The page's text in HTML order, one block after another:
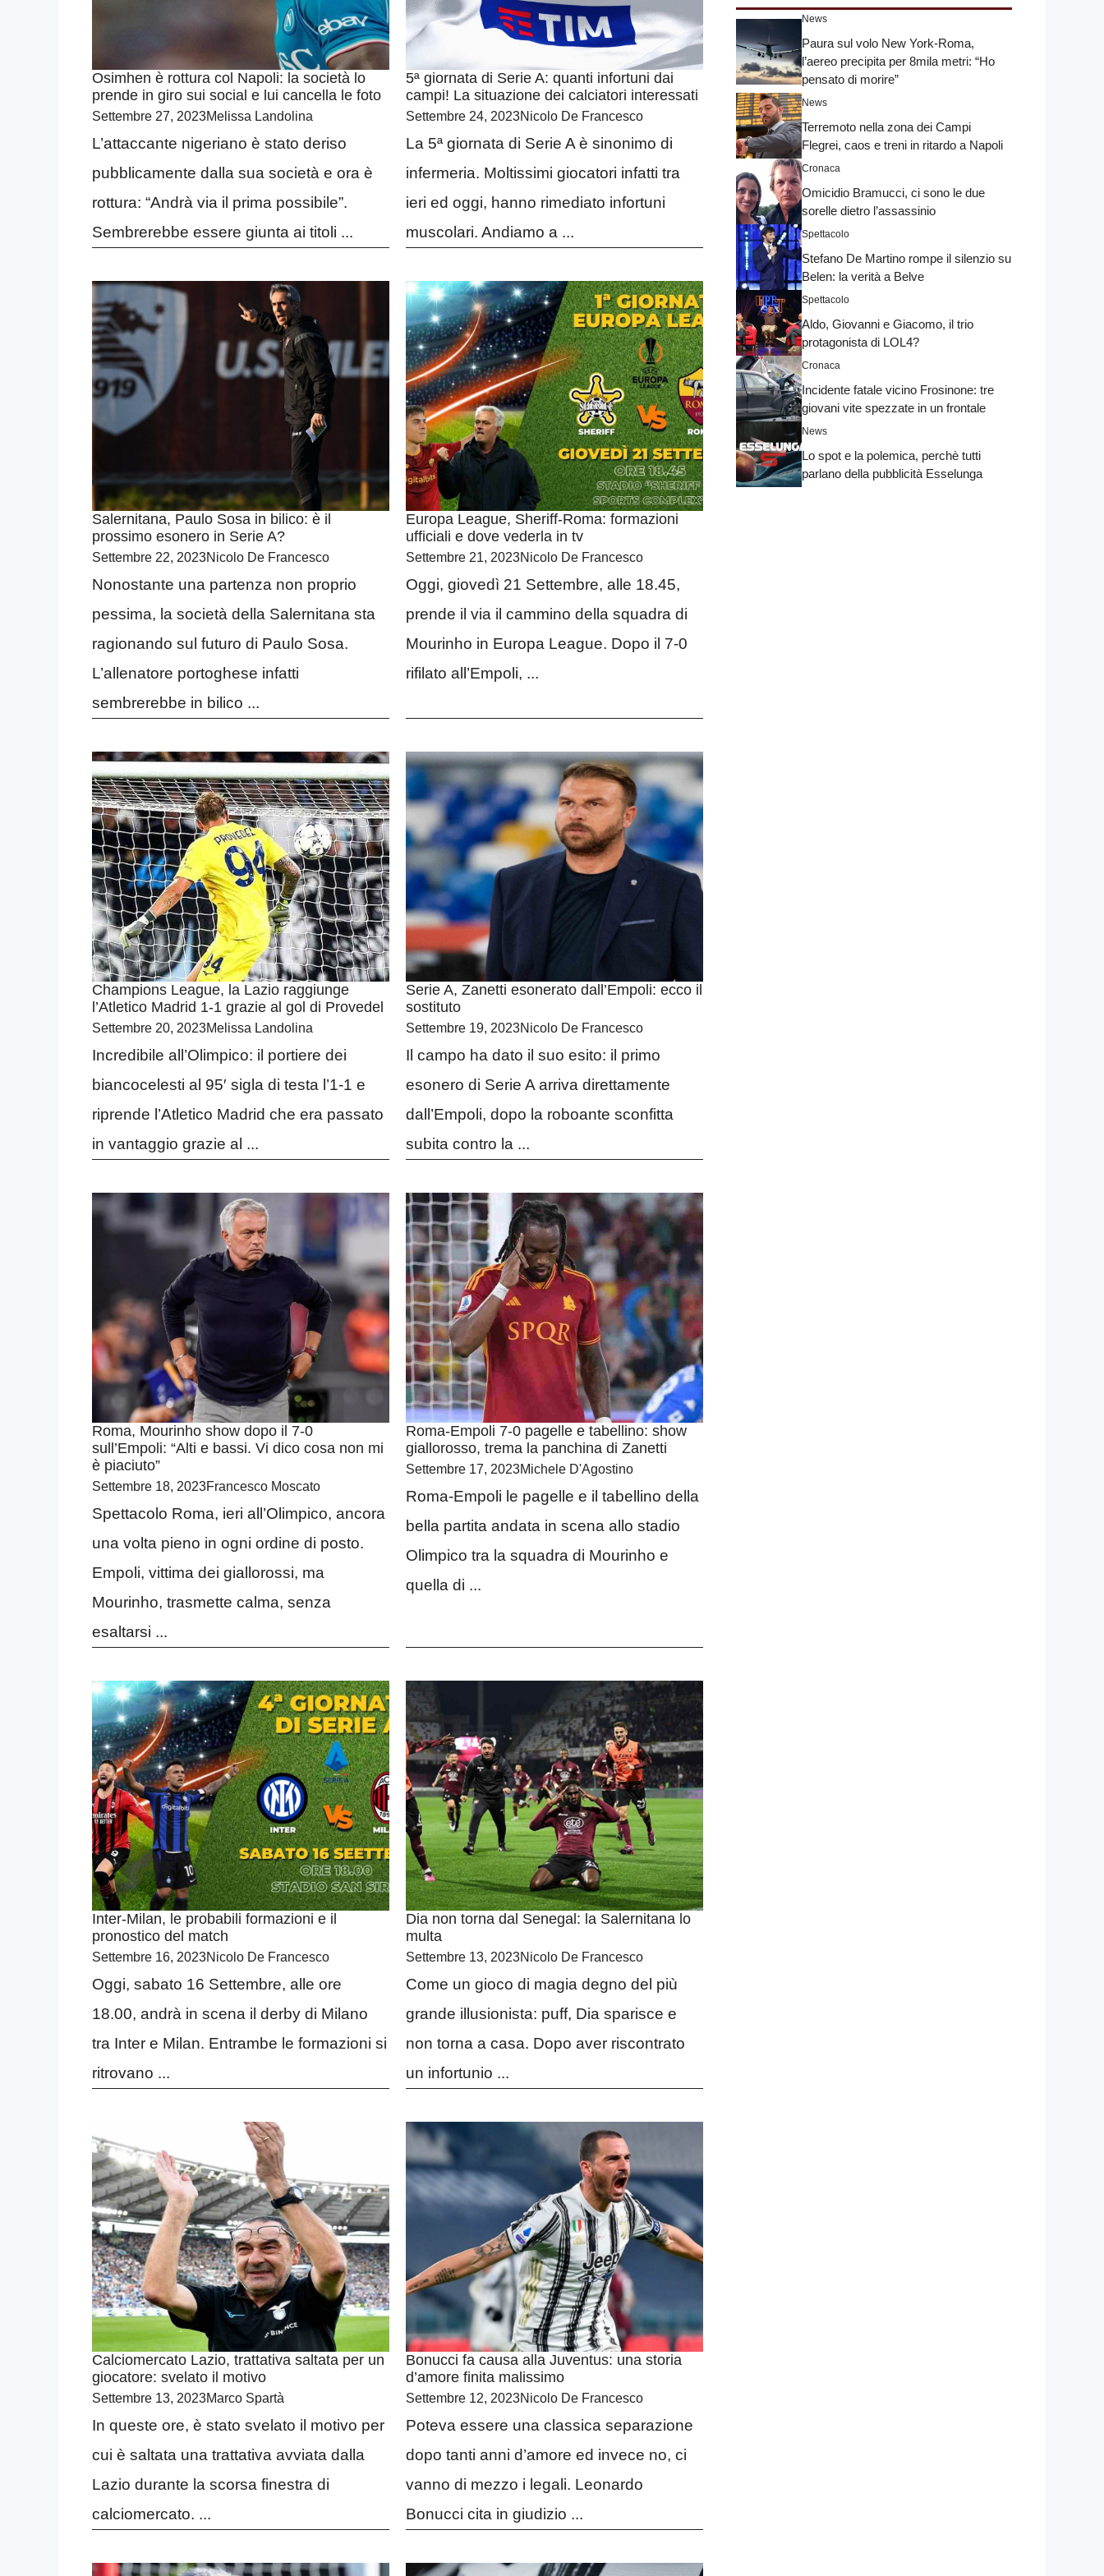
Osimhen è rottura col Napoli: la società lo
prende in giro sui social e lui cancella le foto
Settembre 27, 2023Melissa Landolina
L’attaccante nigeriano è stato deriso
pubblicamente dalla sua società e ora è
rottura: “Andrà via il prima possibile”.
Sembrerebbe essere giunta ai titoli ...
5ª giornata di Serie A: quanti infortuni dai
campi! La situazione dei calciatori interessati
Settembre 24, 2023Nicolo De Francesco
La 5ª giornata di Serie A è sinonimo di
infermeria. Moltissimi giocatori infatti tra
ieri ed oggi, hanno rimediato infortuni
muscolari. Andiamo a ...
Salernitana, Paulo Sosa in bilico: è il
prossimo esonero in Serie A?
Settembre 22, 2023Nicolo De Francesco
Nonostante una partenza non proprio
pessima, la società della Salernitana sta
ragionando sul futuro di Paulo Sosa.
L’allenatore portoghese infatti
sembrerebbe in bilico ...
Europa League, Sheriff-Roma: formazioni
ufficiali e dove vederla in tv
Settembre 21, 2023Nicolo De Francesco
Oggi, giovedì 21 Settembre, alle 18.45,
prende il via il cammino della squadra di
Mourinho in Europa League. Dopo il 7-0
rifilato all’Empoli, ...
Champions League, la Lazio raggiunge
l’Atletico Madrid 1-1 grazie al gol di Provedel
Settembre 20, 2023Melissa Landolina
Incredibile all’Olimpico: il portiere dei
biancocelesti al 95′ sigla di testa l’1-1 e
riprende l’Atletico Madrid che era passato
in vantaggio grazie al ...
Serie A, Zanetti esonerato dall’Empoli: ecco il
sostituto
Settembre 19, 2023Nicolo De Francesco
Il campo ha dato il suo esito: il primo
esonero di Serie A arriva direttamente
dall’Empoli, dopo la roboante sconfitta
subita contro la ...
Roma, Mourinho show dopo il 7-0
sull’Empoli: “Alti e bassi. Vi dico cosa non mi
è piaciuto”
Settembre 18, 2023Francesco Moscato
Spettacolo Roma, ieri all’Olimpico, ancora
una volta pieno in ogni ordine di posto.
Empoli, vittima dei giallorossi, ma
Mourinho, trasmette calma, senza
esaltarsi ...
Roma-Empoli 7-0 pagelle e tabellino: show
giallorosso, trema la panchina di Zanetti
Settembre 17, 2023Michele D'Agostino
Roma-Empoli le pagelle e il tabellino della
bella partita andata in scena allo stadio
Olimpico tra la squadra di Mourinho e
quella di ...
Inter-Milan, le probabili formazioni e il
pronostico del match
Settembre 16, 2023Nicolo De Francesco
Oggi, sabato 16 Settembre, alle ore
18.00, andrà in scena il derby di Milano
tra Inter e Milan. Entrambe le formazioni si
ritrovano ...
Dia non torna dal Senegal: la Salernitana lo
multa
Settembre 13, 2023Nicolo De Francesco
Come un gioco di magia degno del più
grande illusionista: puff, Dia sparisce e
non torna a casa. Dopo aver riscontrato
un infortunio ...
Calciomercato Lazio, trattativa saltata per un
giocatore: svelato il motivo
Settembre 13, 2023Marco Spartà
In queste ore, è stato svelato il motivo per
cui è saltata una trattativa avviata dalla
Lazio durante la scorsa finestra di
calciomercato. ...
Bonucci fa causa alla Juventus: una storia
d’amore finita malissimo
Settembre 12, 2023Nicolo De Francesco
Poteva essere una classica separazione
dopo tanti anni d’amore ed invece no, ci
vanno di mezzo i legali. Leonardo
Bonucci cita in giudizio ...
News
Paura sul volo New York-Roma,
l’aereo precipita per 8mila metri: “Ho
pensato di morire”
News
Terremoto nella zona dei Campi
Flegrei, caos e treni in ritardo a Napoli
Cronaca
Omicidio Bramucci, ci sono le due
sorelle dietro l’assassinio
Spettacolo
Stefano De Martino rompe il silenzio su
Belen: la verità a Belve
Spettacolo
Aldo, Giovanni e Giacomo, il trio
protagonista di LOL4?
Cronaca
Incidente fatale vicino Frosinone: tre
giovani vite spezzate in un frontale
News
Lo spot e la polemica, perchè tutti
parlano della pubblicità Esselunga